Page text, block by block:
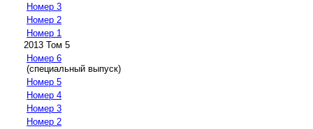
Номер 3
Номер 2
Номер 1
2013 Том 5
Номер 6
(специальный выпуск)
Номер 5
Номер 4
Номер 3
Номер 2